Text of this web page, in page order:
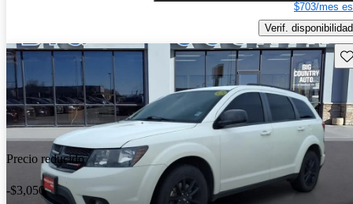
$703/mes
Verif. disponibilidad
Precio reducido
-$3,050